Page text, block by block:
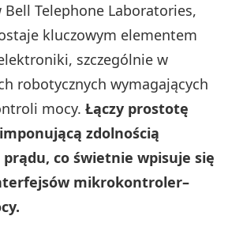
Telephone Laboratories,
kluczowym elementem
szczególnie w
robotycznych wymagających
mocy.Łączy prostotę
zdolnością
co świetnie wpisuje się
mikrokontroler–